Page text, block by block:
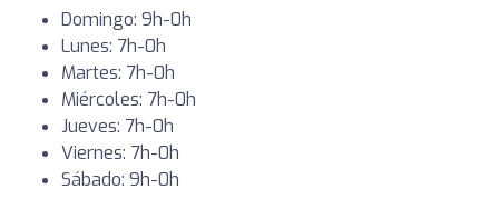
Domingo: 9h-0h
Lunes: 7h-0h
Martes: 7h-0h
Miércoles: 7h-0h
Jueves: 7h-0h
Viernes: 7h-0h
Sábado: 9h-0h